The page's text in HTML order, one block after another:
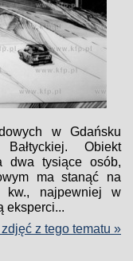
w Gdańsku
Obiekt
dwa tysiące osób,
ma stanąć na
najpewniej w
eksperci...
z tego tematu »